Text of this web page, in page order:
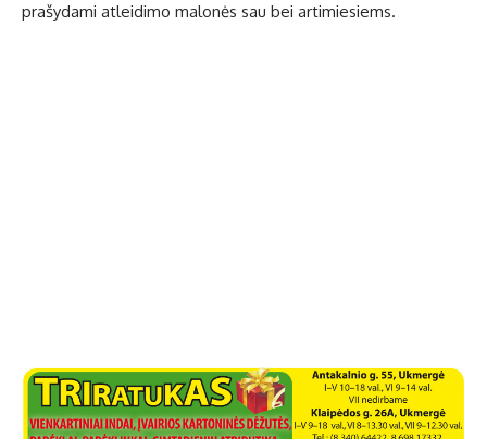
prašydami atleidimo malonės sau bei artimiesiems.